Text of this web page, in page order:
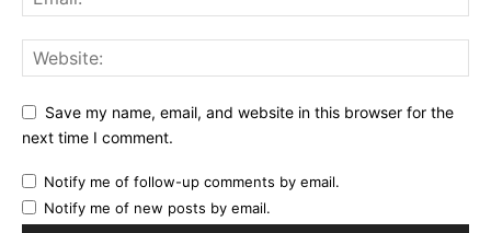
Save my name, email, and website in this browser for the
next time I comment.
Notify me of follow-up comments by email.
Notify me of new posts by email.